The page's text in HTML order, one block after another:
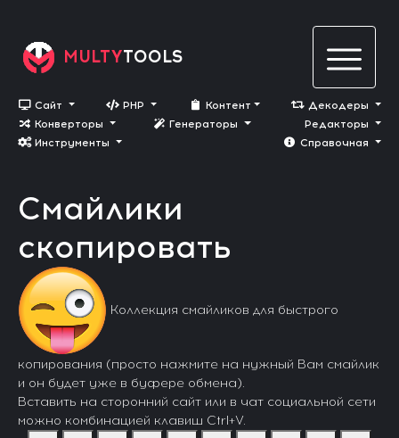
MULTYTOOLS
Сайт PHP Контент
Декодеры
Конверторы
Генераторы
Редакторы
Инструменты
Cправочная
Смайлики
скопировать
Коллекция смайликов для быстрого
копирования (просто нажмите на нужный Вам смайлик
и он будет уже в буфере обмена).
Вставить на сторонний сайт или в чат социальной сети
можно комбинацией клавиш Ctrl+V.